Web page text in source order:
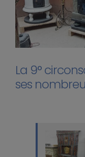
La 9°
ses